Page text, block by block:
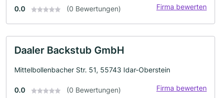
0.0 (0 Bewertungen) Firma bewerten
Daaler Backstub GmbH
Mittelbollenbacher Str. 51, 55743 Idar-Oberstein
0.0 (0 Bewertungen) Firma bewerten